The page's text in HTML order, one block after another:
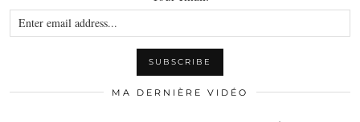
MA DERNIÈRE VIDÉO